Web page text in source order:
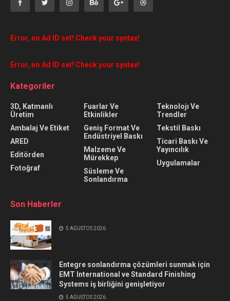
Error, no Ad ID set! Check your syntax!
Error, no Ad ID set! Check your syntax!
Kategoriler
3D, Katmanlı
Üretim
Ambalaj Ve Etiket
ARED
Editörden
Fotoğraf
Fuarlar Ve
Etkinlikler
Geniş Format Ve
Endüstriyel Baskı
Malzeme Ve
Mürekkep
Süsleme Ve
Sonlandırma
Teknolojı Ve
Trendler
Tekstil Baskı
Ticari Baskı Ve
Yayıncılık
Uygulamalar
Son Haberler
5 AĞUSTOS 2026
Entegre sonlandırma çözümleri sunmak için
EMT International ve Standard Finishing
Systems iş birliğini genişletiyor
5 AĞUSTOS 2026